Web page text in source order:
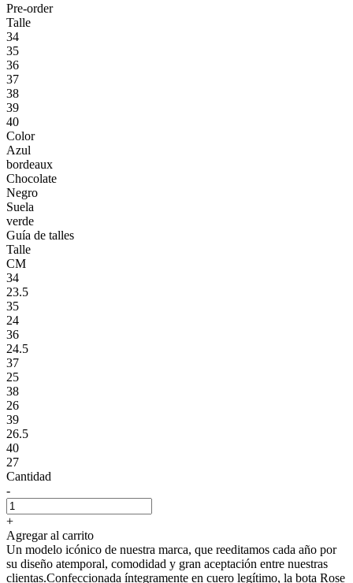
Pre-order
Talle
34
35
36
37
38
39
40
Color
Azul
bordeaux
Chocolate
Negro
Suela
verde
Guía de talles
Talle
CM
34
23.5
35
24
36
24.5
37
25
38
26
39
26.5
40
27
Cantidad
-
+
Agregar al carrito
Un modelo icónico de nuestra marca, que reeditamos cada año por
su diseño atemporal, comodidad y gran aceptación entre nuestras
clientas.Confeccionada íntegramente en cuero legítimo, la bota Rose